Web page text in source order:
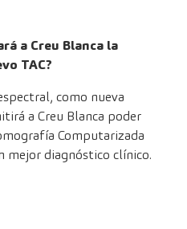
a Creu Blanca la
TAC?
como nueva
a Creu Blanca poder
Computarizada
mejor diagnóstico clínico.